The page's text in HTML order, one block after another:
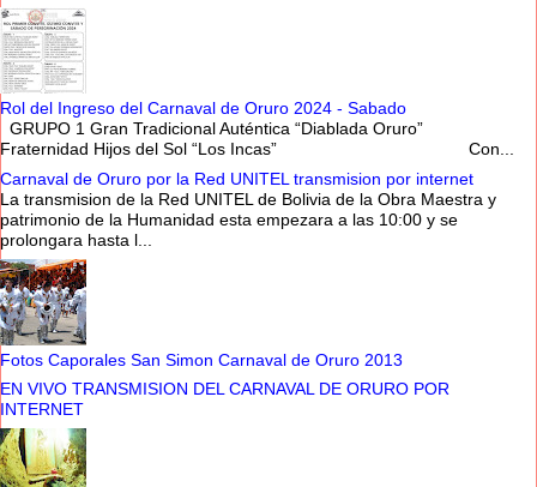
Rol del Ingreso del Carnaval de Oruro 2024 - Sabado
GRUPO 1 Gran Tradicional Auténtica “Diablada Oruro”
Fraternidad Hijos del Sol “Los Incas” Con...
Carnaval de Oruro por la Red UNITEL transmision por internet
La transmision de la Red UNITEL de Bolivia de la Obra Maestra y
patrimonio de la Humanidad esta empezara a las 10:00 y se
prolongara hasta l...
Fotos Caporales San Simon Carnaval de Oruro 2013
EN VIVO TRANSMISION DEL CARNAVAL DE ORURO POR
INTERNET